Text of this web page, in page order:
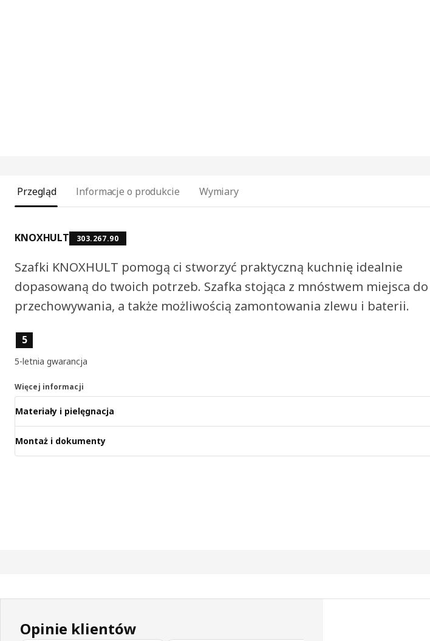
Przegląd Informacje o produkcie Wymiary
KNOXHULT 303.267.90
Szafki KNOXHULT pomogą ci stworzyć praktyczną kuchnię idealnie
dopasowaną do twoich potrzeb. Szafka stojąca z mnóstwem miejsca do
przechowywania, a także możliwością zamontowania zlewu i baterii.
Cechy produktu
5
5-letnia gwarancja
Więcej informacji
Materiały i pielęgnacja
Montaż i dokumenty
Opinie klientów